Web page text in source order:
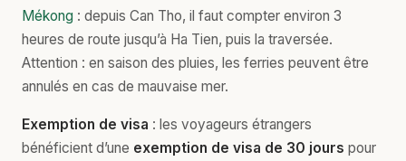
Mékong : depuis Can Tho, il faut compter environ 3
heures de route jusqu’à Ha Tien, puis la traversée.
Attention : en saison des pluies, les ferries peuvent être
annulés en cas de mauvaise mer.
Exemption de visa : les voyageurs étrangers
bénéficient d’une exemption de visa de 30 jours pour